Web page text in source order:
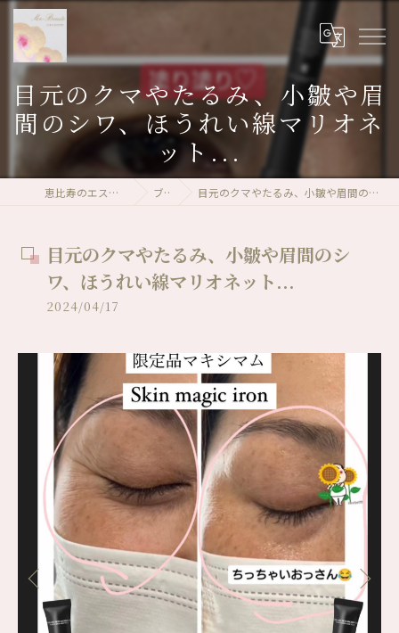
目元のクマやたるみ、小皺や眉
間のシワ、ほうれい線マリオネ
ット...
恵比寿のエステならMa-Beaute ブログ 目元のクマやたるみ、小皺や眉間のシワ、ほうれい線マリオネット...
目元のクマやたるみ、小皺や眉間のシ
ワ、ほうれい線マリオネット...
2024/04/17